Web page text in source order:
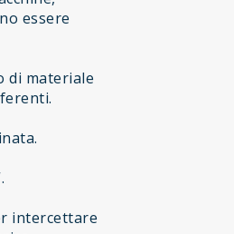
essere
di materiale
intercettare